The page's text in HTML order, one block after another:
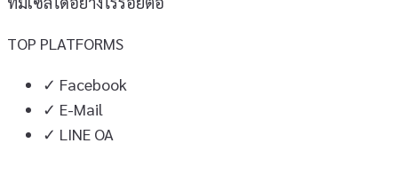
TOP PLATFORMS
✓ Facebook
✓ E-Mail
✓ LINE OA